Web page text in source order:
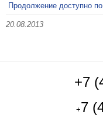
Продолжение доступно
20.08.2013
+7
+7